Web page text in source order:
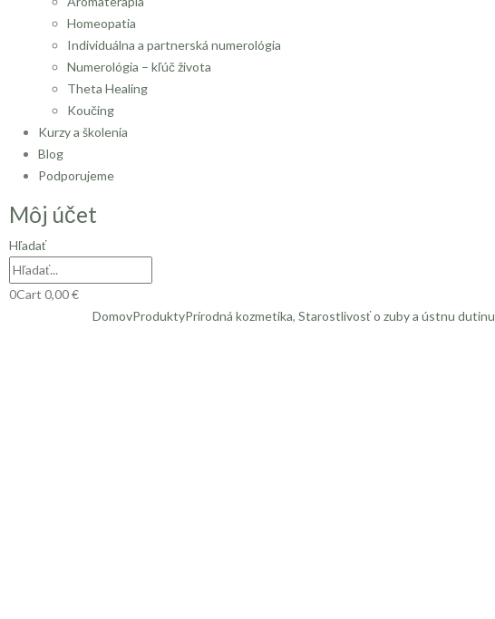
Homeopatia
Individuálna a partnerská numerológia
Numerológia – kľúč života
Theta Healing
Koučing
Kurzy a školenia
Blog
Podporujeme
Môj účet
Hľadať
0Cart 0,00€
DomovProduktyPrírodná kozmetika, Starostlivosť o zuby a ústnu dutinu